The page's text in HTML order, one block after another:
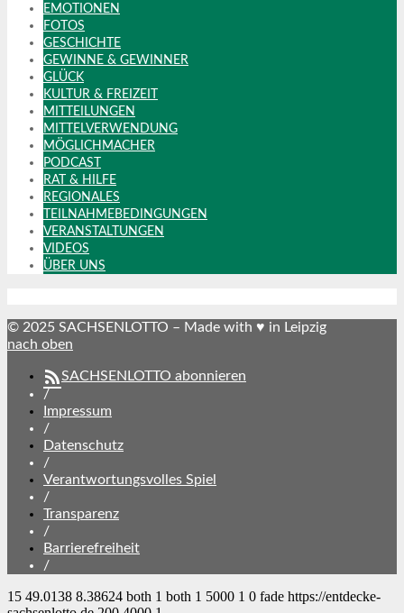
EMOTIONEN
FOTOS
GESCHICHTE
GEWINNE & GEWINNER
GLÜCK
KULTUR & FREIZEIT
MITTEILUNGEN
MITTELVERWENDUNG
MÖGLICHMACHER
PODCAST
RAT & HILFE
REGIONALES
TEILNAHMEBEDINGUNGEN
VERANSTALTUNGEN
VIDEOS
ÜBER UNS
© 2025 SACHSENLOTTO – Made with ♥ in Leipzig
nach oben
SACHSENLOTTO abonnieren
/
Impressum
/
Datenschutz
/
Verantwortungsvolles Spiel
/
Transparenz
/
Barrierefreiheit
/
15 49.0138 8.38624 both 1 both 1 5000 1 0 fade https://entdecke-